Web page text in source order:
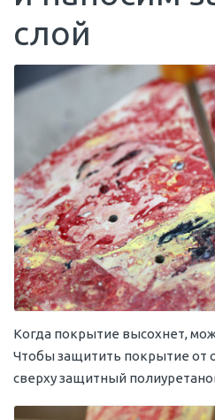
слой
Когда покрытие высохнет,
Чтобы защитить покрытие от
сверху защитный